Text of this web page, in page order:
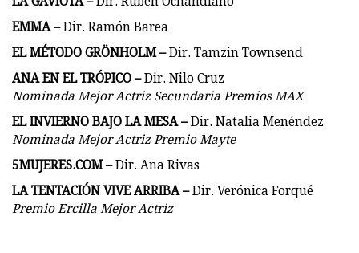
EMMA–Dir. Ramón Barea
EL MÉTODO GRÖNHOLM –Dir. Tamzin Townsend
ANA EN EL TRÓPICO –Dir. Nilo Cruz
Nominada Mejor Actriz Secundaria Premios MAX
EL INVIERNO BAJO LA MESA–Dir. Natalia Menéndez
Nominada Mejor Actriz Premio Mayte
5MUJERES.COM –Dir. Ana Rivas
LA TENTACIÓN VIVE ARRIBA–Dir. Verónica Forqué
Premio Ercilla Mejor Actriz